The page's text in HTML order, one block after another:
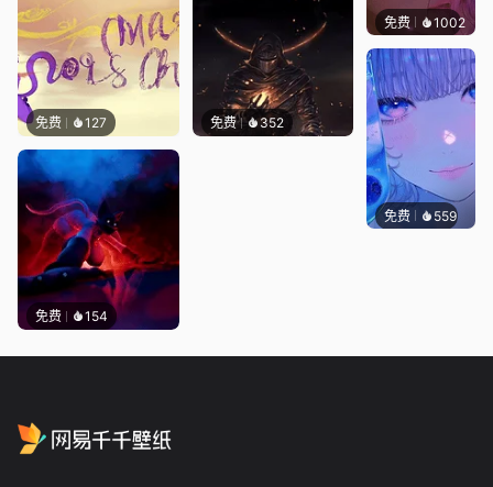
免费 127 免费 352
免费 154
免费 1002辰东
免费 559辰东